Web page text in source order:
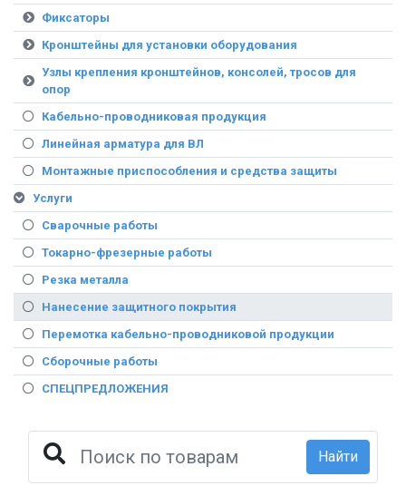
Фиксаторы
Кронштейны для установки оборудования
Узлы крепления кронштейнов, консолей, тросов для
опор
Кабельно-проводниковая продукция
Линейная арматура для ВЛ
Монтажные приспособления и средства защиты
Услуги
Сварочные работы
Токарно-фрезерные работы
Резка металла
Нанесение защитного покрытия
Перемотка кабельно-проводниковой продукции
Сборочные работы
СПЕЦПРЕДЛОЖЕНИЯ
Найти